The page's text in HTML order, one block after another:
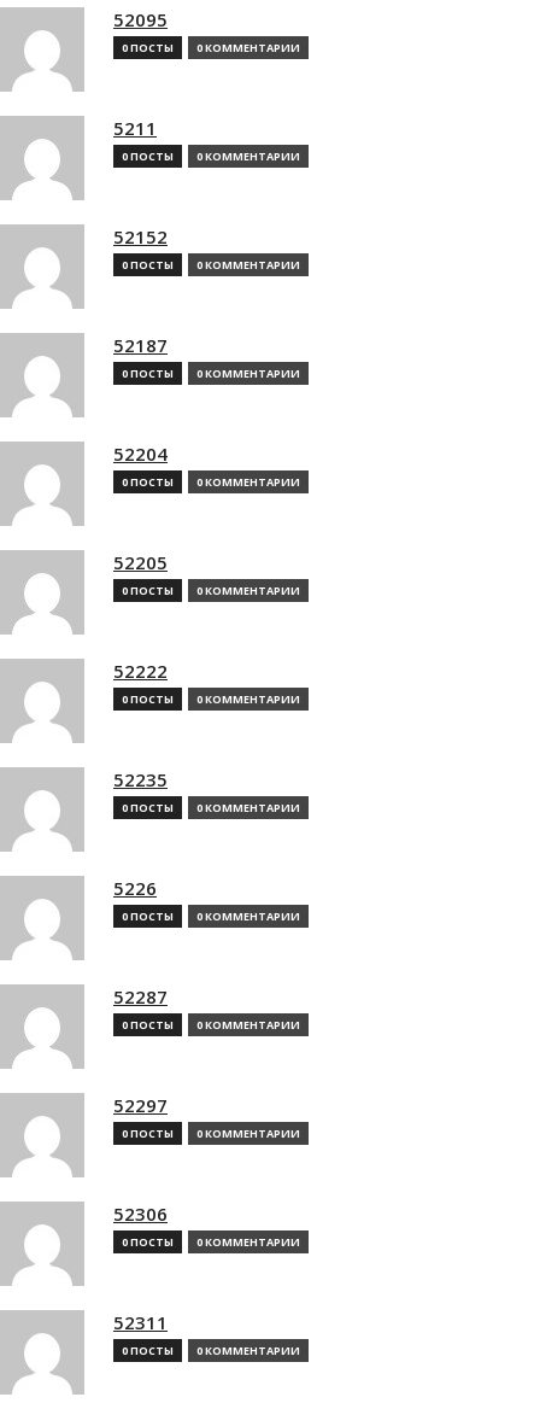
52095
0 ПОСТЫ 0 КОММЕНТАРИИ
5211
0 ПОСТЫ 0 КОММЕНТАРИИ
52152
0 ПОСТЫ 0 КОММЕНТАРИИ
52187
0 ПОСТЫ 0 КОММЕНТАРИИ
52204
0 ПОСТЫ 0 КОММЕНТАРИИ
52205
0 ПОСТЫ 0 КОММЕНТАРИИ
52222
0 ПОСТЫ 0 КОММЕНТАРИИ
52235
0 ПОСТЫ 0 КОММЕНТАРИИ
5226
0 ПОСТЫ 0 КОММЕНТАРИИ
52287
0 ПОСТЫ 0 КОММЕНТАРИИ
52297
0 ПОСТЫ 0 КОММЕНТАРИИ
52306
0 ПОСТЫ 0 КОММЕНТАРИИ
52311
0 ПОСТЫ 0 КОММЕНТАРИИ